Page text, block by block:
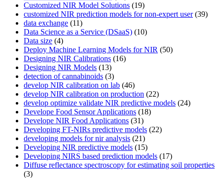
Customized NIR Model Solutions (19)
customized NIR prediction models for non-expert user(39)
data exchange (11)
Data Science as a Service (DSaaS) (10)
Data size (4)
Deploy Machine Learning Models for NIR (50)
Designing NIR Calibrations (16)
Designing NIR Models (13)
detection of cannabinoids (3)
develop NIR calibration on lab (46)
develop NIR calibration on production (22)
develop optimize validate NIR predictive models (24)
Develope Food Sensor Applications (18)
Develope NIR Food Applications (31)
Developing FT-NIRs predictive models (22)
developing models for nir analysis (21)
Developing NIR predictive models (15)
Developing NIRS based prediction models (17)
Diffuse reflectance spectroscopy for estimating soil properties
(3)